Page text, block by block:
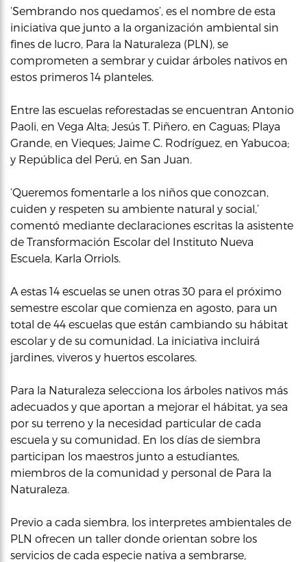
‘Sembrando nos quedamos’, es el nombre de esta
iniciativa que junto a la organización ambiental sin
fines de lucro, Para la Naturaleza (PLN), se
comprometen a sembrar y cuidar árboles nativos en
estos primeros 14 planteles.
Entre las escuelas reforestadas se encuentran Antonio
Paoli, en Vega Alta; Jesús T. Piñero, en Caguas; Playa
Grande, en Vieques; Jaime C. Rodríguez, en Yabucoa;
y República del Perú, en San Juan.
‘Queremos fomentarle a los niños que conozcan,
cuiden y respeten su ambiente natural y social,’
comentó mediante declaraciones escritas la asistente
de Transformación Escolar del Instituto Nueva
Escuela, Karla Orriols.
A estas 14 escuelas se unen otras 30 para el próximo
semestre escolar que comienza en agosto, para un
total de 44 escuelas que están cambiando su hábitat
escolar y de su comunidad. La iniciativa incluirá
jardines, viveros y huertos escolares.
Para la Naturaleza selecciona los árboles nativos más
adecuados y que aportan a mejorar el hábitat, ya sea
por su terreno y la necesidad particular de cada
escuela y su comunidad. En los días de siembra
participan los maestros junto a estudiantes,
miembros de la comunidad y personal de Para la
Naturaleza.
Previo a cada siembra, los interpretes ambientales de
PLN ofrecen un taller donde orientan sobre los
servicios de cada especie nativa a sembrarse,